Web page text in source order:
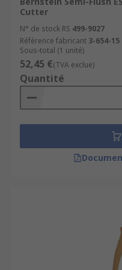
Cutter
N° de stock RS 499-9027
Référence fabricant 3-654-15
Sous-total (1 unité)
52,45 €(TVA exclue)
Quantité